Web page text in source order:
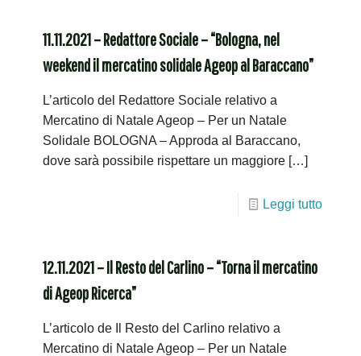
11.11.2021 – Redattore Sociale – “Bologna, nel
weekend il mercatino solidale Ageop al Baraccano”
L’articolo del Redattore Sociale relativo a
Mercatino di Natale Ageop – Per un Natale
Solidale BOLOGNA – Approda al Baraccano,
dove sarà possibile rispettare un maggiore […]
Leggi tutto
12.11.2021 – Il Resto del Carlino – “Torna il mercatino
di Ageop Ricerca”
L’articolo de Il Resto del Carlino relativo a
Mercatino di Natale Ageop – Per un Natale